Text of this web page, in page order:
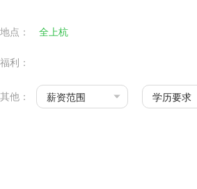
地点： 全上杭
福利：
其他： 薪资范围 学历要求